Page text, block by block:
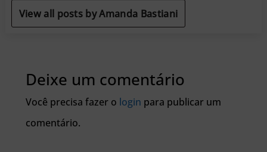
View all posts by Amanda Bastiani
Deixe um comentário
Você precisa fazer o login para publicar um
comentário.